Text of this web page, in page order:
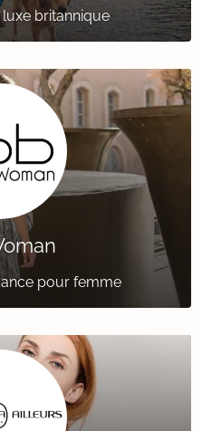
britannique
pour femme